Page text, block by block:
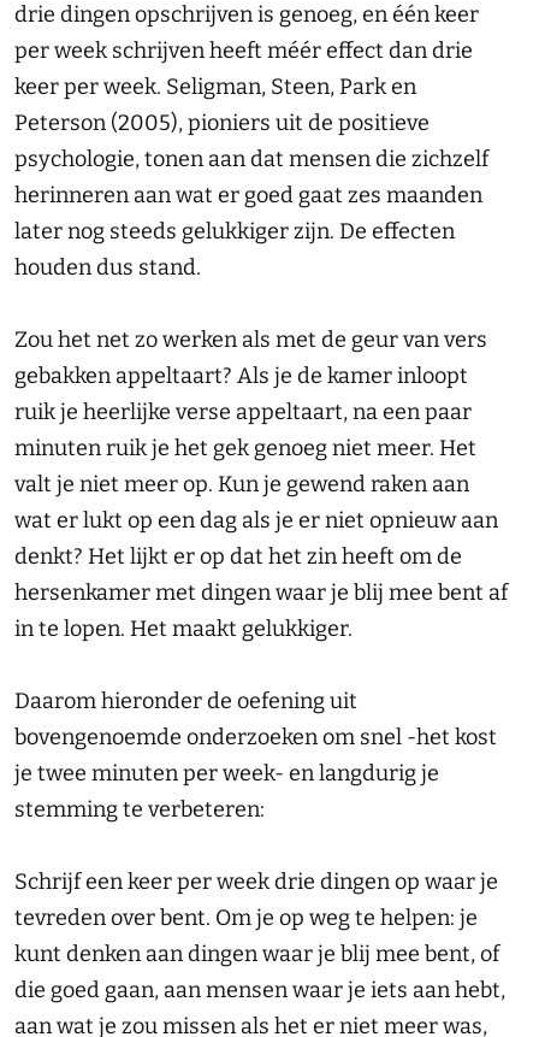
drie dingen opschrijven is genoeg, en één keer
per week schrijven heeft méér effect dan drie
keer per week. Seligman, Steen, Park en
Peterson (2005), pioniers uit de positieve
psychologie, tonen aan dat mensen die zichzelf
herinneren aan wat er goed gaat zes maanden
later nog steeds gelukkiger zijn. De effecten
houden dus stand.
Zou het net zo werken als met de geur van vers
gebakken appeltaart? Als je de kamer inloopt
ruik je heerlijke verse appeltaart, na een paar
minuten ruik je het gek genoeg niet meer. Het
valt je niet meer op. Kun je gewend raken aan
wat er lukt op een dag als je er niet opnieuw aan
denkt? Het lijkt er op dat het zin heeft om de
hersenkamer met dingen waar je blij mee bent af
in te lopen. Het maakt gelukkiger.
Daarom hieronder de oefening uit
bovengenoemde onderzoeken om snel -het kost
je twee minuten per week- en langdurig je
stemming te verbeteren:
Schrijf een keer per week drie dingen op waar je
tevreden over bent. Om je op weg te helpen: je
kunt denken aan dingen waar je blij mee bent, of
die goed gaan, aan mensen waar je iets aan hebt,
aan wat je zou missen als het er niet meer was,